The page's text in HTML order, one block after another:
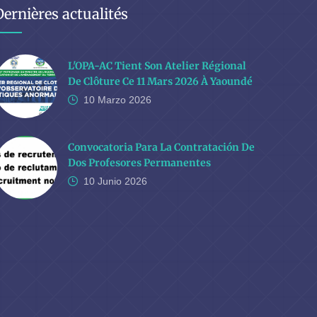
actualités
L'OPA-AC Tient Son Atelier Régional
De Clôture Ce 11 Mars 2026 À Yaoundé
10 Marzo 2026
Convocatoria Para La Contratación De
Dos Profesores Permanentes
10 Junio 2026